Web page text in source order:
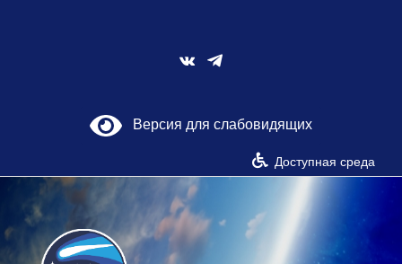
Vk
Версия для слабовидящих
Доступная среда